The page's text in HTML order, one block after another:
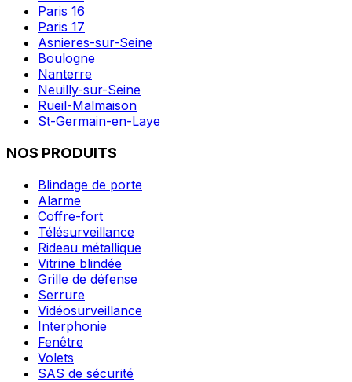
Paris 16
Paris 17
Asnieres-sur-Seine
Boulogne
Nanterre
Neuilly-sur-Seine
Rueil-Malmaison
St-Germain-en-Laye
NOS PRODUITS
Blindage de porte
Alarme
Coffre-fort
Télésurveillance
Rideau métallique
Vitrine blindée
Grille de défense
Serrure
Vidéosurveillance
Interphonie
Fenêtre
Volets
SAS de sécurité